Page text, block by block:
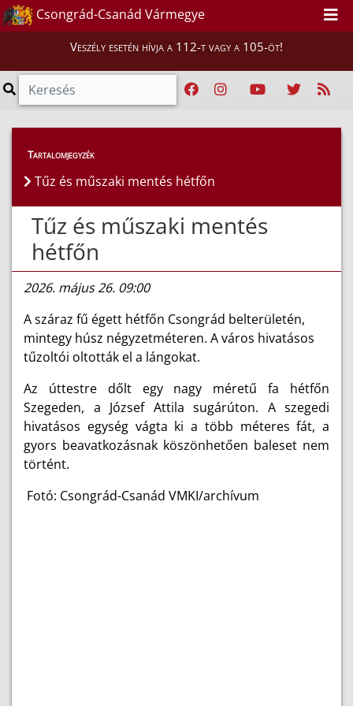
Csongrád-Csanád Vármegye
Veszély esetén hívja a 112-t vagy a 105-öt!
Híreink > Hírek
Tartalomjegyzék
Tűz és műszaki mentés hétfőn
Tűz és műszaki mentés
hétfőn
2026. május 26. 09:00
A száraz fű égett hétfőn Csongrád belterületén,
mintegy húsz négyzetméteren. A város hivatásos
tűzoltói oltották el a lángokat.
Az úttestre dőlt egy nagy méretű fa hétfőn
Szegeden, a József Attila sugárúton. A szegedi
hivatásos egység vágta ki a több méteres fát, a
gyors beavatkozásnak köszönhetően baleset nem
történt.
Fotó: Csongrád-Csanád VMKI/archívum